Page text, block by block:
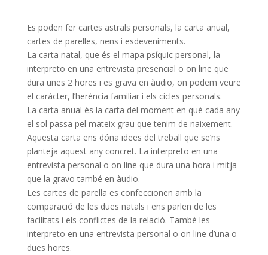
Es poden fer cartes astrals personals, la carta anual,
cartes de parelles, nens i esdeveniments.
La carta natal, que és el mapa psíquic personal, la
interpreto en una entrevista presencial o on line que
dura unes 2 hores i es grava en àudio, on podem veure
el caràcter, l’herència familiar i els cicles personals.
La carta anual és la carta del moment en què cada any
el sol passa pel mateix grau que tenim de naixement.
Aquesta carta ens dóna idees del treball que se’ns
planteja aquest any concret. La interpreto en una
entrevista personal o on line que dura una hora i mitja
que la gravo també en àudio.
Les cartes de parella es confeccionen amb la
comparació de les dues natals i ens parlen de les
facilitats i els conflictes de la relació. També les
interpreto en una entrevista personal o on line d’una o
dues hores.